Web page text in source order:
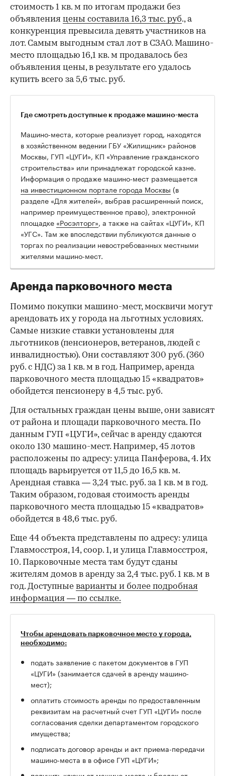
стоимость 1 кв. м по итогам продажи без
объявления цены составила 16,3 тыс. руб., а
конкуренция превысила девять участников на
лот. Самым выгодным стал лот в СЗАО. Машино-
место площадью 16,1 кв. м продавалось без
объявления цены, в результате его удалось
купить всего за 5,6 тыс. руб.
Где смотреть доступные к продаже машино-места
Машино-места, которые реализует город, находятся
в хозяйственном ведении ГБУ «Жилищник» районов
Москвы, ГУП «ЦУГИ», КП «Управление гражданского
строительства» или принадлежат городской казне.
Информация о продаже машино-мест размещается
на инвестиционном портале города Москвы (в
разделе «Для жителей», выбрав расширенный поиск,
например преимущественное право), электронной
площадке «Росэлторг», а также на сайтах «ЦУГИ», КП
«УГС». Там же впоследствии публикуются данные о
торгах по реализации невостребованных местными
жителями машино-мест.
Аренда парковочного места
Помимо покупки машино-мест, москвичи могут
арендовать их у города на льготных условиях.
Самые низкие ставки установлены для
льготников (пенсионеров, ветеранов, людей с
инвалидностью). Они составляют 300 руб. (360
руб. с НДС) за 1 кв. м в год. Например, аренда
парковочного места площадью 15 «квадратов»
обойдется пенсионеру в 4,5 тыс. руб.
Для остальных граждан цены выше, они зависят
от района и площади парковочного места. По
данным ГУП «ЦУГИ», сейчас в аренду сдаются
около 130 машино-мест. Например, 45 лотов
расположены по адресу: улица Панферова, 4. Их
площадь варьируется от 11,5 до 16,5 кв. м.
Арендная ставка — 3,24 тыс. руб. за 1 кв. м в год.
Таким образом, годовая стоимость аренды
парковочного места площадью 15 «квадратов»
обойдется в 48,6 тыс. руб.
Еще 44 объекта представлены по адресу: улица
Главмосстроя, 14, соор. 1, и улица Главмосстроя,
10. Парковочные места там будут сданы
жителям домов в аренду за 2,4 тыс. руб. 1 кв. м в
год. Доступные варианты и более подробная
информация — по ссылке.
Чтобы арендовать парковочное место у города,
необходимо:
подать заявление с пакетом документов в ГУП
«ЦУГИ» (занимается сдачей в аренду машино-
мест);
оплатить стоимость аренды по предоставленным
реквизитам на расчетный счет ГУП «ЦУГИ» после
согласования сделки департаментом городского
имущества;
подписать договор аренды и акт приема-передачи
машино-места в в офисе ГУП «ЦУГИ»;